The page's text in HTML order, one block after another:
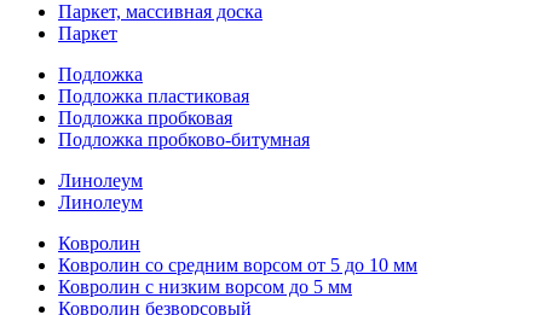
Паркет, массивная доска
Паркет
Подложка
Подложка пластиковая
Подложка пробковая
Подложка пробково-битумная
Линолеум
Линолеум
Ковролин
Ковролин со средним ворсом от 5 до 10 мм
Ковролин с низким ворсом до 5 мм
Ковролин безворсовый